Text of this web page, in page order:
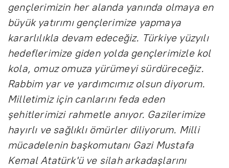
gençlerimizin her alanda yanında olmaya en
büyük yatırımı gençlerimize yapmaya
kararlılıkla devam edeceğiz. Türkiye yüzyılı
hedeflerimize giden yolda gençlerimizle kol
kola, omuz omuza yürümeyi sürdüreceğiz.
Rabbim yar ve yardımcımız olsun diyorum.
Milletimiz için canlarını feda eden
şehitlerimizi rahmetle anıyor. Gazilerimize
hayırlı ve sağlıklı ömürler diliyorum. Milli
mücadelenin başkomutanı Gazi Mustafa
Kemal Atatürk'ü ve silah arkadaşlarını